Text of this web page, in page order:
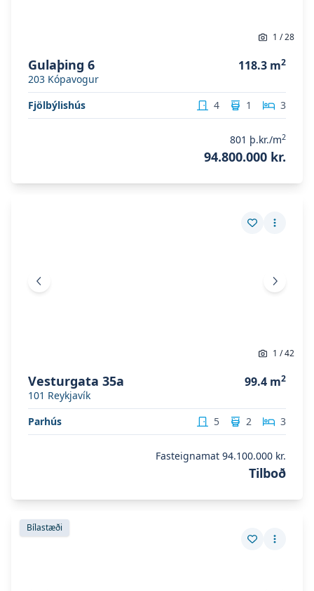
1 /28
Gulaþing 6
203 Kópavogur
118.3 m2
Fjölbýlishús 4 1 3
801 þ.kr./m2
94.800.000 kr.
Vista eign
Fleiri
Fyrri mynd Næsta
1 /42
Vesturgata 35a
101 Reykjavík
99.4 m2
Parhús 5 2 3
Fasteignamat 94.100.000 kr.
Tilboð
Skoða eignina
Bílastæði
Vista eign
Fleiri
Skoða eignina